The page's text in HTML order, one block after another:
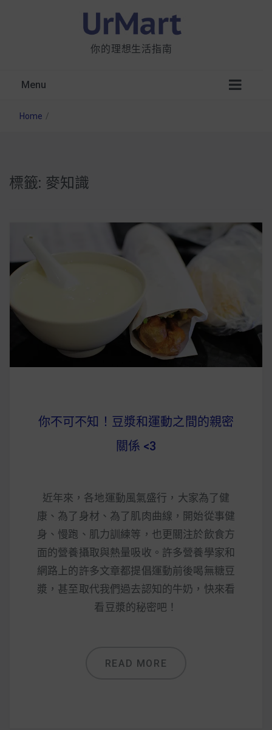
你的理想生活指南
Menu
星巴克都用 OATLY 泡咖啡？市售燕麥奶大剖
無麩質食物清單一覽：燕麥、麵包還有餅乾，
早餐這樣料理最適合！
早上沒時間做早餐？10 款隔夜更美味的燕麥粥
健身重訓菜單
2020 年最新蛋白粉終極指南，讓你一次搞
減醣食材推薦
減醣料理食譜
Home /
標籤: 麥知識
你不可不知！豆漿和運動之間的親密
關係 <3
近年來，各地運動風氣盛行，大家為了健
康、為了身材、為了肌肉曲線，開始從事健
身、慢跑、肌力訓練等，也更關注於飲食方
面的營養攝取與熱量吸收。許多營養學家和
網路上的許多文章都提倡運動前後喝無糖豆
漿，甚至取代我們過去認知的牛奶，快來看
看豆漿的秘密吧！
READ MORE